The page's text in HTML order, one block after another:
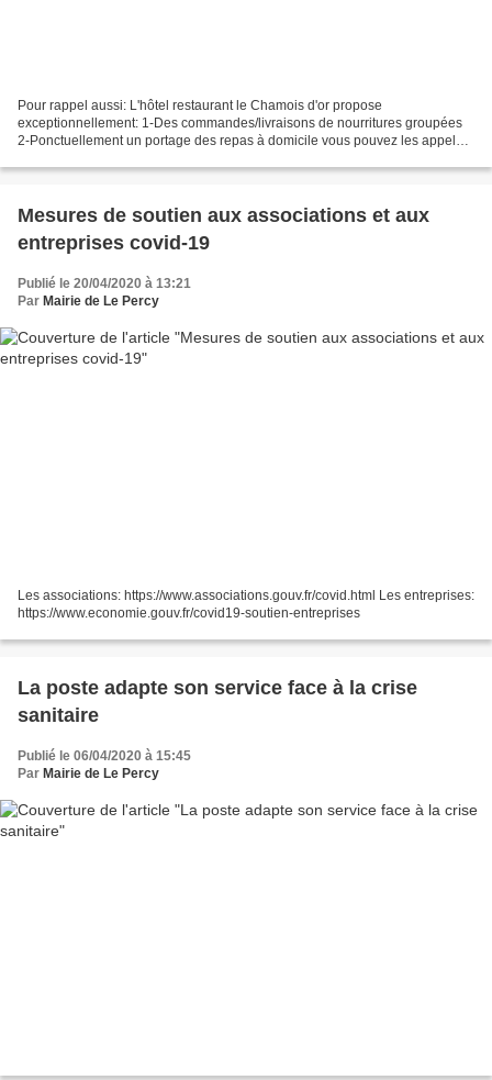
Pour rappel aussi: L'hôtel restaurant le Chamois d'or propose
exceptionnellement: 1-Des commandes/livraisons de nourritures groupées
2-Ponctuellement un portage des repas à domicile vous pouvez les appeler
Mesures de soutien aux associations et aux
entreprises covid-19
Publié le 20/04/2020 à 13:21
Par Mairie de Le Percy
Les associations: https://www.associations.gouv.fr/covid.html Les entreprises:
https://www.economie.gouv.fr/covid19-soutien-entreprises
La poste adapte son service face à la crise
sanitaire
Publié le 06/04/2020 à 15:45
Par Mairie de Le Percy